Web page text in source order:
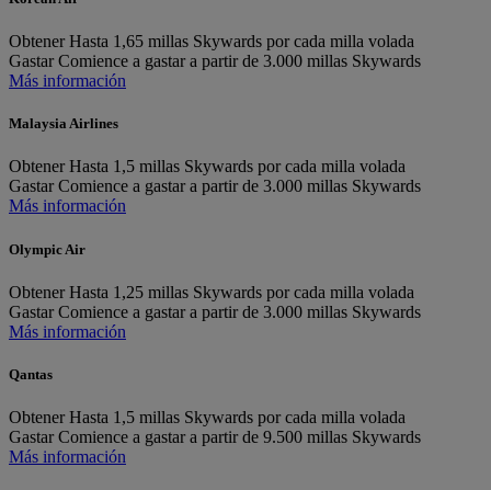
ObtenerHasta 1,65 millas Skywards por cada milla volada
GastarComience a gastar a partir de 3.000 millas Skywards
Más información
Malaysia Airlines
ObtenerHasta 1,5 millas Skywards por cada milla volada
GastarComience a gastar a partir de 3.000 millas Skywards
Más información
Olympic Air
ObtenerHasta 1,25 millas Skywards por cada milla volada
GastarComience a gastar a partir de 3.000 millas Skywards
Más información
Qantas
ObtenerHasta 1,5 millas Skywards por cada milla volada
GastarComience a gastar a partir de 9.500 millas Skywards
Más información